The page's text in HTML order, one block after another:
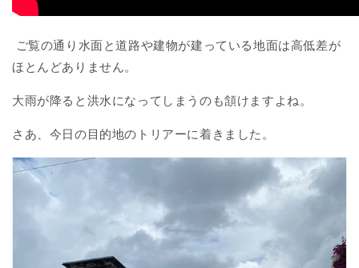
ご覧の通り水面と道路や建物が建っている地面は高低差が
ほとんどありません。
大雨が降ると洪水になってしまうのも頷けますよね。
さあ、今日の目的地のトリアーに着きました。